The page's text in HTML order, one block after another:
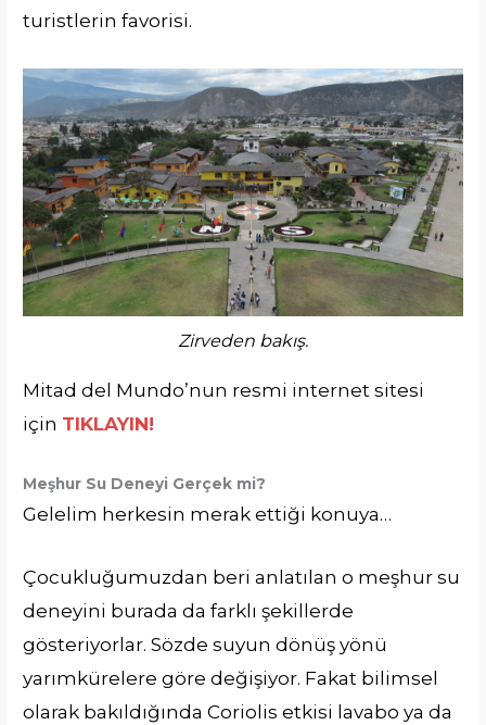
turistlerin favorisi.
Zirveden bakış.
Mitad del Mundo’nun resmi internet sitesi
için TIKLAYIN!
Meşhur Su Deneyi Gerçek mi?
Gelelim herkesin merak ettiği konuya…
Çocukluğumuzdan beri anlatılan o meşhur su
deneyini burada da farklı şekillerde
gösteriyorlar. Sözde suyun dönüş yönü
yarımkürelere göre değişiyor. Fakat bilimsel
olarak bakıldığında Coriolis etkisi lavabo ya da